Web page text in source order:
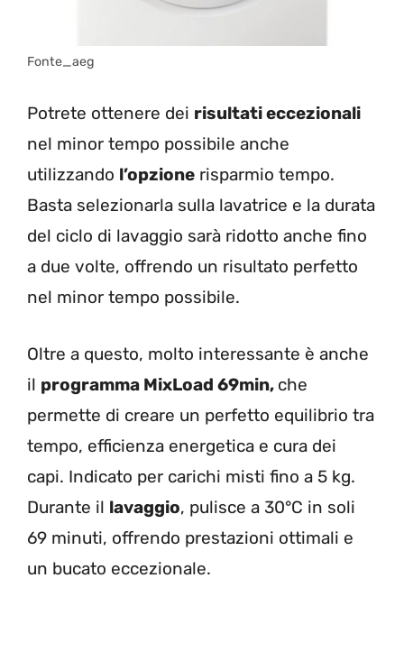
Fonte_aeg
Potrete ottenere dei risultati eccezionali
nel minor tempo possibile anche
utilizzando l’opzione risparmio tempo.
Basta selezionarla sulla lavatrice e la durata
del ciclo di lavaggio sarà ridotto anche fino
a due volte, offrendo un risultato perfetto
nel minor tempo possibile.
Oltre a questo, molto interessante è anche
il programma MixLoad 69min, che
permette di creare un perfetto equilibrio tra
tempo, efficienza energetica e cura dei
capi. Indicato per carichi misti fino a 5 kg.
Durante il lavaggio, pulisce a 30°C in soli
69 minuti, offrendo prestazioni ottimali e
un bucato eccezionale.